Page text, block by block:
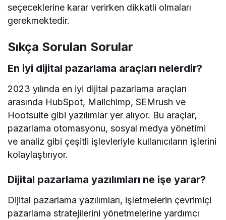
seçeceklerine karar verirken dikkatli olmaları
gerekmektedir.
Sıkça Sorulan Sorular
En iyi dijital pazarlama araçları nelerdir?
2023 yılında en iyi dijital pazarlama araçları
arasında HubSpot, Mailchimp, SEMrush ve
Hootsuite gibi yazılımlar yer alıyor. Bu araçlar,
pazarlama otomasyonu, sosyal medya yönetimi
ve analiz gibi çeşitli işlevleriyle kullanıcıların işlerini
kolaylaştırıyor.
Dijital pazarlama yazılımları ne işe yarar?
Dijital pazarlama yazılımları, işletmelerin çevrimiçi
pazarlama stratejilerini yönetmelerine yardımcı